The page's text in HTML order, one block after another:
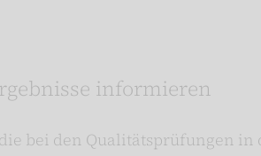
informieren
bei den Qualitätsprüfungen in